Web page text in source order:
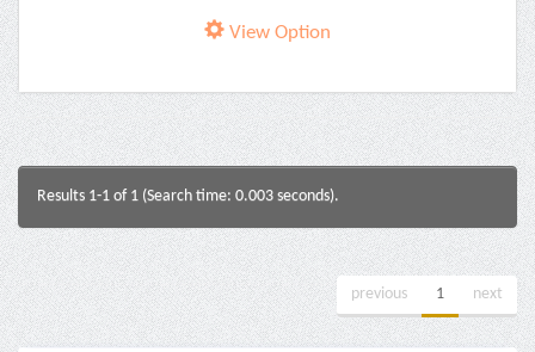
View Option
Results 1-1 of 1 (Search time: 0.003 seconds).
previous 1 next